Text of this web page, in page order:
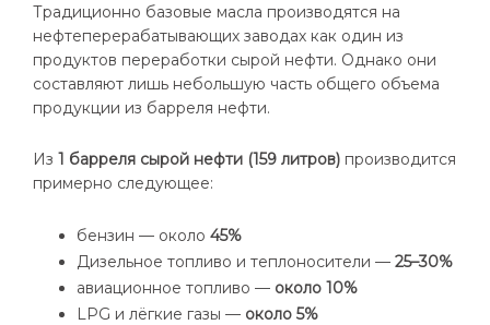
Традиционно базовые масла производятся на
нефтеперерабатывающих заводах как один из
продуктов переработки сырой нефти. Однако они
составляют лишь небольшую часть общего объема
продукции из барреля нефти.
Из 1 барреля сырой нефти (159 литров) производится
примерно следующее:
бензин — около 45%
Дизельное топливо и теплоносители — 25–30%
авиационное топливо — около 10%
LPG и лёгкие газы — около 5%